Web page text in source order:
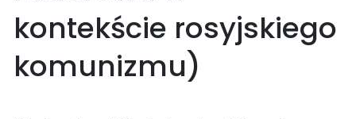
kontekście rosyjskiego
komunizmu)